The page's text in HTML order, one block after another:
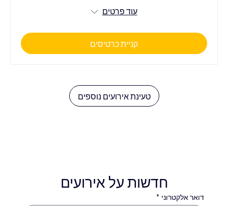
עוד פרטים
קניית כרטיסים
טעינת אירועים נוספים
חדשות על אירועים
דואר אלקטרוני *